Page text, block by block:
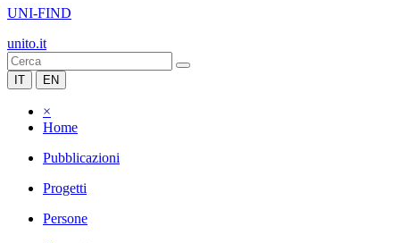
UNI-FIND
unito.it
IT EN
×
Home
Pubblicazioni
Progetti
Persone